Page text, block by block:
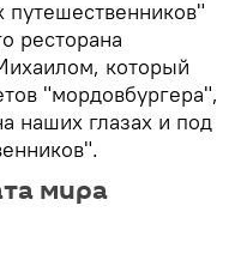
ресторана
который
"мордовбургера",
наших глазах и под
мира